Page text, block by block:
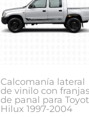
Calcomanía lateral
de vinilo con franjas
de panal para
Hilux 1997-2004